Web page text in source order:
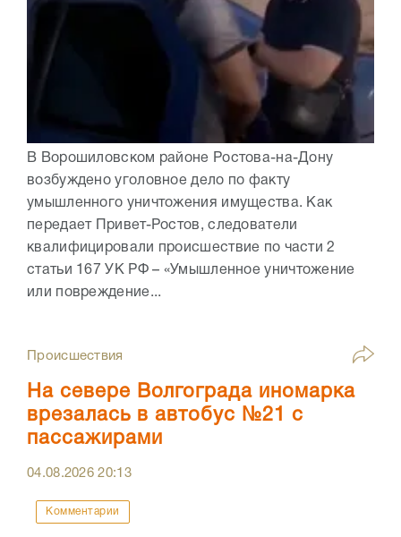
В Ворошиловском районе Ростова-на-Дону
возбуждено уголовное дело по факту
умышленного уничтожения имущества. Как
передает Привет-Ростов, следователи
квалифицировали происшествие по части 2
статьи 167 УК РФ – «Умышленное уничтожение
или повреждение...
Происшествия
На севере Волгограда иномарка
врезалась в автобус №21 с
пассажирами
04.08.202620:13
Комментарии